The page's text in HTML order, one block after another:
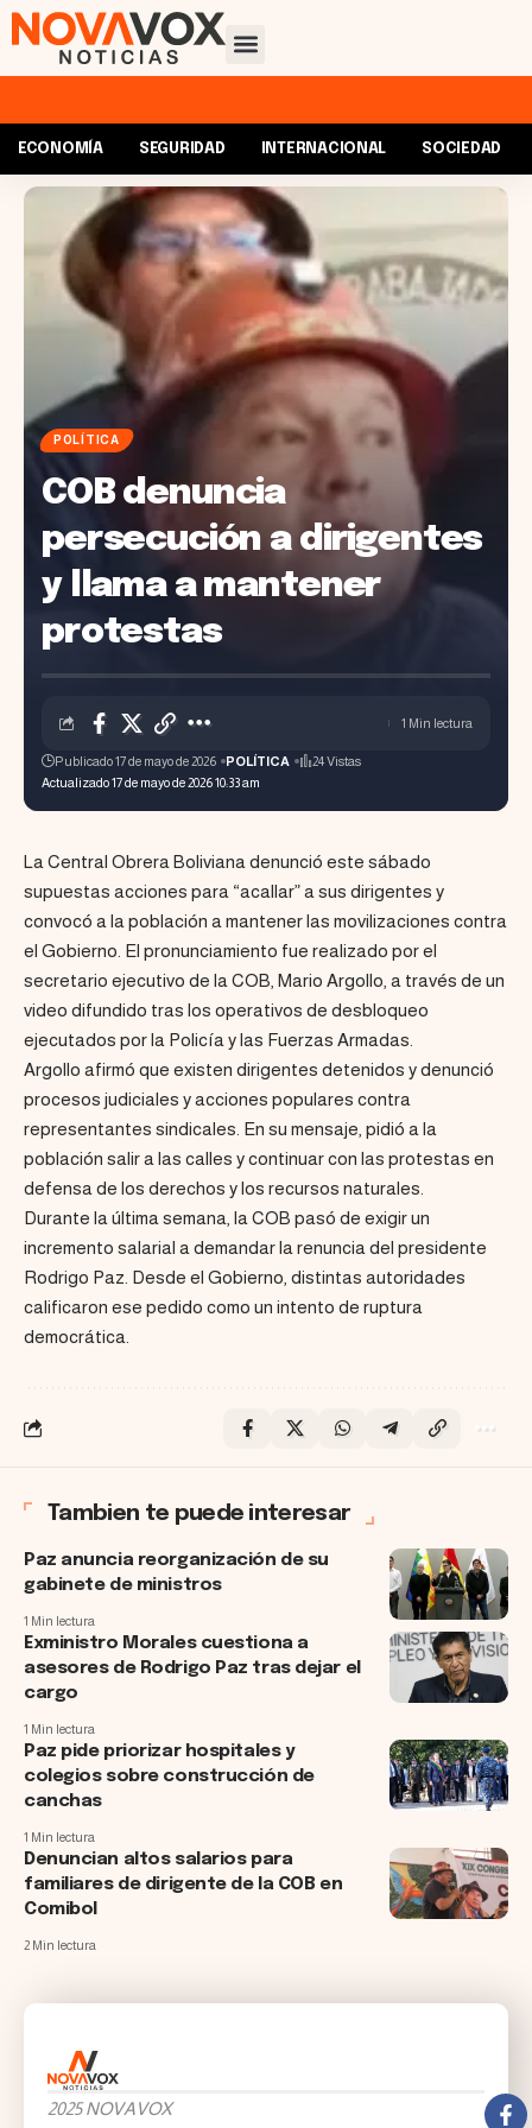
ECONOMÍA SEGURIDAD INTERNACIONAL SOCIEDAD
POLÍTICA
COB denuncia
persecución a dirigentes
y llama a mantener
protestas
Actualizado 17 de mayo de 2026 10:33 am
Publicado 17 de mayo de 2026 POLÍTICA 24 Vistas
1 Min lectura
La Central Obrera Boliviana denunció este sábado
supuestas acciones para “acallar” a sus dirigentes y
convocó a la población a mantener las movilizaciones contra
el Gobierno. El pronunciamiento fue realizado por el
secretario ejecutivo de la COB, Mario Argollo, a través de un
video difundido tras los operativos de desbloqueo
ejecutados por la Policía y las Fuerzas Armadas.
Argollo afirmó que existen dirigentes detenidos y denunció
procesos judiciales y acciones populares contra
representantes sindicales. En su mensaje, pidió a la
población salir a las calles y continuar con las protestas en
defensa de los derechos y los recursos naturales.
Durante la última semana, la COB pasó de exigir un
incremento salarial a demandar la renuncia del presidente
Rodrigo Paz. Desde el Gobierno, distintas autoridades
calificaron ese pedido como un intento de ruptura
democrática.
Tambien te puede interesar
Paz anuncia reorganización de su
gabinete de ministros
1 Min lectura
Exministro Morales cuestiona a
asesores de Rodrigo Paz tras dejar el
cargo
1 Min lectura
Paz pide priorizar hospitales y
colegios sobre construcción de
canchas
1 Min lectura
Denuncian altos salarios para
familiares de dirigente de la COB en
Comibol
2 Min lectura
2025 NOVAVOX